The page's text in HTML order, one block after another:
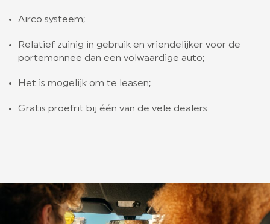
Airco systeem;
Relatief zuinig in gebruik en vriendelijker voor de
portemonnee dan een volwaardige auto;
Het is mogelijk om te leasen;
Gratis proefrit bij één van de vele dealers.